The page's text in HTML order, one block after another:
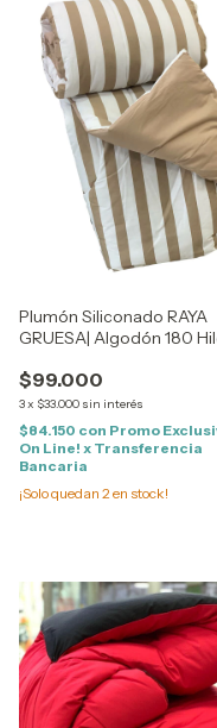
Plumón Siliconado RAYA
GRUESA| Algodón 180
$99.000
3x $33.000 sin interés
$84.150 con Promo
On Line! x Transferencia
Bancaria
¡Solo quedan 2en stock!